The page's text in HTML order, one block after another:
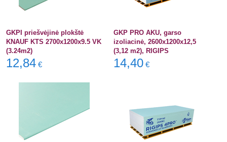
GKPI priešvėjinė plokštė
KNAUF KTS 2700x1200x9.5 VK
(3.24m2)
12,84 €
GKP PRO AKU, garso
izoliacinė, 2600x1200x12,5
(3,12 m2), RIGIPS
14,40 €